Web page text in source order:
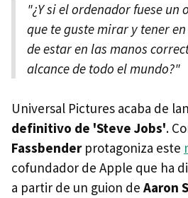
"¿Y si el ordenador fuese un
que te guste mirar y tener
de estar en las manos
alcance de todo el mundo?"
Universal Pictures acaba de
definitivo de 'Steve Jobs'.
Fassbenderprotagoniza este
cofundador de Apple que ha
a partir de un guion de Aaron